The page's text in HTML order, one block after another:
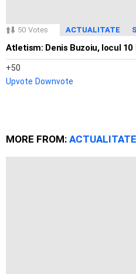
50 Votes ACTUALITATE
Atletism: Denis Buzoiu, locul
50
Upvote Downvote
MORE FROM: ACTUALITATE